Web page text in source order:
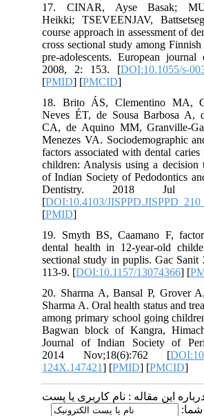
17. CINAR, Ayse Basak;
Heikki; TSEVEENJAV,
course approach in assessment of
cross sectional study among
pre-adolescents. European
2008, 2: 153.‌ [DOI:10.1055/s-
[PMID] [PMCID
18. Brito ÁS, Clementino MA,
Neves ÉT, de Sousa Barbosa A,
CA, de Aquino MM, Granville-
Menezes VA. Sociodemographic
factors associated with dental
children: Analysis using a
of Indian Society of Pedodontics
Dentistry. 2018 Jul
[DOI:10.4103/
[PMID
19. Smyth BS, Caamano F,
dental health in 12-year-old
sectional study in puplis. Gac
113-9. [DOI:10.1157/13074366] [
20. Sharma A, Bansal P, Grover
Sharma A. Oral health status and
among primary school going
Bagwan block of Kangra,
Journal of Indian Society of
2014 Nov;18(6):762 [
124X.147421] [PMID] [PMCID
این مقاله : نام کاربری یا پست